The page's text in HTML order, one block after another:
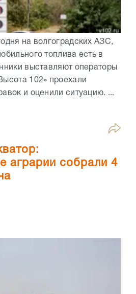
на волгоградских АЗС,
топлива есть в
выставляют операторы
102» проехали
и оценили ситуацию. ...
аграрии собрали 4